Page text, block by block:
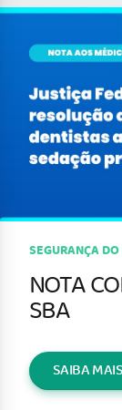
SEGURANÇA
NOTA
SBA
SAIBA MAIS